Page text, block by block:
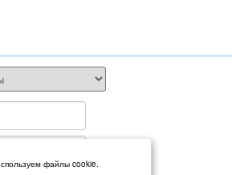
файлы cookie.